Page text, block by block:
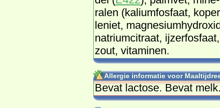
ra­len (ka­li­um­fos­faat,
le­niet,
na­tri­um­ci­traat,
zout, vi­ta­mi­nen.
Allergie informatie voor
Be­vat lac­to­se. Be­vat